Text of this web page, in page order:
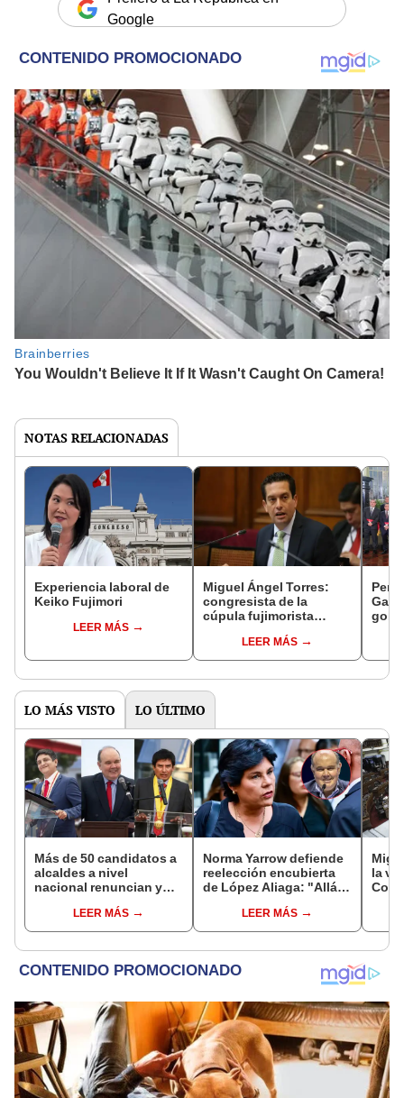
Google
NOTAS RELACIONADAS
Experiencia laboral de
Keiko Fujimori
LEER MÁS
Miguel Ángel Torres:
congresista de la
cúpula fujimorista
del SenadoLEER MÁS
LO MÁS VISTO LO ÚLTIMO
Más de 50 candidatos a
alcaldes a nivel
nacional renuncian y
encubiertaLEER MÁS
Norma Yarrow defiende
reelección encubierta
de López Aliaga: "Allá el
sacar la vuelta"
LEER MÁS
la